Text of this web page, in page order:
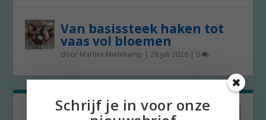
Van basissteek haken tot
vaas vol bloemen
door Marlies Mielekamp |28 juli 2026 | 0
Schrijf je in voor onze